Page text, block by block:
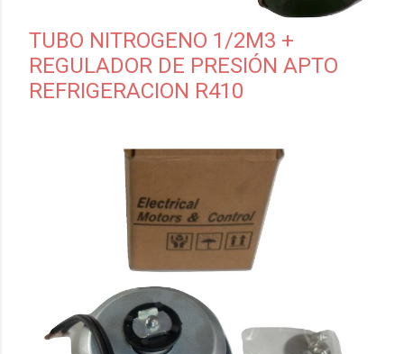
TUBO NITROGENO 1/2M3 +
REGULADOR DE PRESIÓN APTO
REFRIGERACION R410